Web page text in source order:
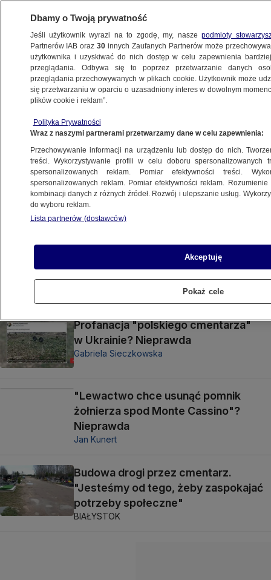
CMENTARZE
Wyszła z cmentarza z wielkim
workiem. Widok zaniepokoił świadka
TRÓJMIASTO
Zniszczyli nagrobki i przydrożną
figurę. Podejrzani z zakazem zbliżania
się do cmentarzy
KUJAWSKO-POMORSKIE
Wykopał urnę z prochami ojca i wiózł
ją tramwajem
POZNAŃ
Profanacja "polskiego cmentarza"
w Ukrainie? Nieprawda
Gabriela Sieczkowska
"Lewactwo chce usunąć pomnik
żołnierza spod Monte Cassino"?
Nieprawda
Jan Kunert
Budowa drogi przez cmentarz.
"Jesteśmy od tego, żeby zaspokajać
potrzeby społeczne"
BIAŁYSTOK
Dbamy o Twoją prywatność
Jeśli użytkownik wyrazi na to zgodę, my, naszepodmioty
Partnerów IAB oraz30 innych Zaufanych Partnerów może
użytkownika i uzyskiwać do nich dostęp w celu zapewnienia
przeglądania. Odbywa się to poprzez przetwarzanie danych
przeglądania przechowywanych w plikach cookie. Użytkownik może
się przetwarzaniu w oparciu o uzasadniony interes w dowolnym
plików cookie i reklam”.
Polityka Prywatności
Wraz z naszymi partnerami przetwarzamy dane w celu zapewnienia:
Przechowywanie informacji na urządzeniu lub dostęp do nich.
treści. Wykorzystywanie profili w celu doboru spersonalizowanych
spersonalizowanych reklam. Pomiar efektywności treści.
spersonalizowanych reklam. Pomiar efektywności reklam.
kombinacji danych z różnych źródeł. Rozwój i ulepszanie usług.
do wyboru reklam.
Lista partnerów (dostawców)
Akceptuję
Pokaż cele